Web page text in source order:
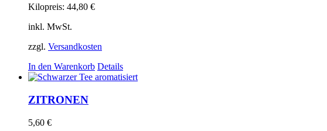
Kilopreis: 44,80 €
inkl. MwSt.
zzgl. Versandkosten
In den Warenkorb Details
ZITRONEN
5,60 €